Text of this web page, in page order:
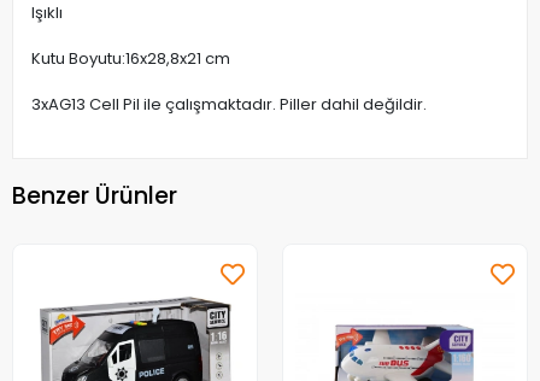
Işıklı
Kutu Boyutu:16x28,8x21 cm
3xAG13 Cell Pil ile çalışmaktadır. Piller dahil değildir.
Benzer Ürünler